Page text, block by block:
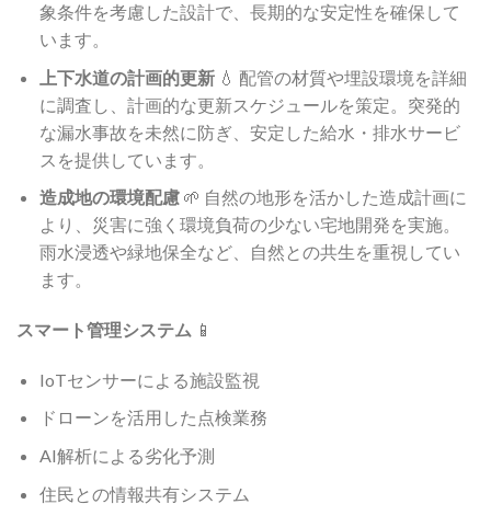
象条件を考慮した設計で、長期的な安定性を確保して
います。
上下水道の計画的更新💧 配管の材質や埋設環境を詳細
に調査し、計画的な更新スケジュールを策定。突発的
な漏水事故を未然に防ぎ、安定した給水・排水サービ
スを提供しています。
造成地の環境配慮🌱 自然の地形を活かした造成計画に
より、災害に強く環境負荷の少ない宅地開発を実施。
雨水浸透や緑地保全など、自然との共生を重視してい
ます。
スマート管理システム 📱
IoTセンサーによる施設監視
ドローンを活用した点検業務
AI解析による劣化予測
住民との情報共有システム